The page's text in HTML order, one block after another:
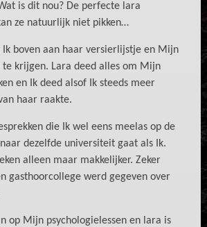
is dit nou? De perfecte lara
ze natuurlijk niet pikken…
Ik boven aan haar versierlijstje en Mijn
te krijgen. Lara deed alles om Mijn
en Ik deed alsof Ik steeds meer
haar raakte.
die Ik wel eens meelas op de
dezelfde universiteit gaat als Ik.
alleen maar makkelijker. Zeker
gasthoorcollege werd gegeven over
op Mijn psychologielessen en lara is